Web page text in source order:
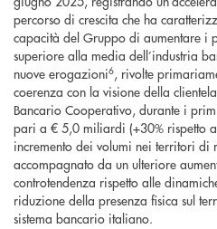
percorso di crescita che ha
capacità del Gruppo di aumentare i
superiore alla media dell’industria
nuove erogazioni6, rivolte
coerenza con la visione della
Bancario Cooperativo, durante i
pari a € 5,0 miliardi (+30% rispetto
incremento dei volumi nei territori di
accompagnato da un ulteriore
controtendenza rispetto alle
riduzione della presenza fisica sul
sistema bancario italiano.